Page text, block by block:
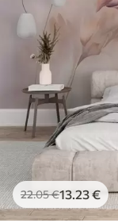
22.05€13.23€